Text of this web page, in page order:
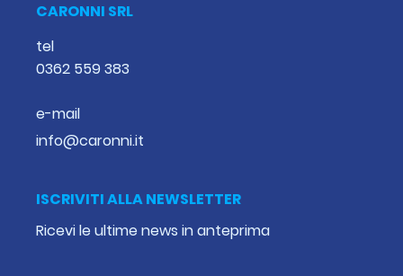
CARONNI SRL
tel
0362 559 383
e-mail
info@caronni.it
ISCRIVITI ALLA NEWSLETTER
Ricevi le ultime news in anteprima